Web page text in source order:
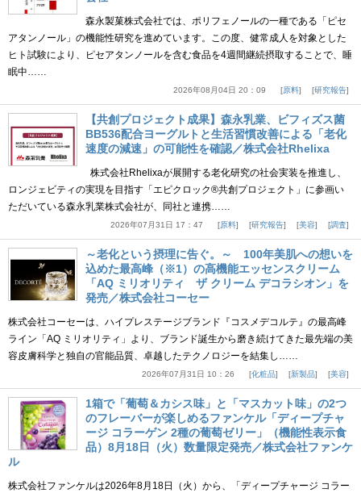
森永製菓株式会社では、ポリフェノールの一種である「ピセ
アタンノール」の機能性研究を進めています。この度、健常成人を対象とした
ヒト試験により、ピセアタンノールを含む食品を4週間継続摂取することで、睡
眠中……
2026年08月04日 20：09 原料 研究報告
【共創プロジェクト成果】森永乳業、ビフィズス菌
BB536配合ヨーグルトと生活習慣改善による「老化
速度の減速」の可能性を確認／株式会社Rhelixa
株式会社Rhelixaが展開する老化研究の社会実装を推進し、
ロンジェビティの実現を目指す「エピクロック®共創プロジェクト」に参画い
ただいている森永乳業株式会社が、同社と連携……
2026年07月31日 17：47 原料 研究報告 美容 調査
～老化という摂理に告ぐ。～ 100年美肌への想いを
込めた最高峰（※1）の高機能エッセンスクリーム
「AQ ミリオリティ ザ クリーム デコラシオン」を
発売／株式会社コーセー
株式会社コーセーは、ハイプレステージブランド『コスメデコルテ』の最高峰
ライン「AQ ミリオリティ」より、ブランド誕生から磨き続けてきた最先端の美
容皮膚科学と独自の官能品質、卓越したテクノロジーを結集し……
2026年07月31日 10：26 化粧品 新製品 美容
1箱で「葡萄＆カシス味」と「マスカット味」の2つ
のフレーバーが楽しめるファンケル「ディープチャ
ージ コラーゲン 2種の葡萄ゼリー」（機能性表示食
品）8月18日（火）数量限定発売／株式会社ファンケ
ル
株式会社ファンケルは2026年8月18日（火）から、「ディープチャージ コラー